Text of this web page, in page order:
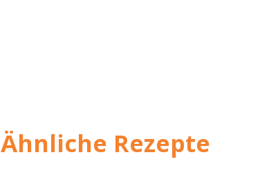
Ähnliche Rezepte